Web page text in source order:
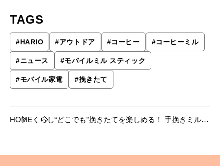
TAGS
#HARIO #アウトドア #コーヒー #コーヒーミル
#ニュース #モバイルミル スティック
#モバイル家電 #挽きたて
HOME くらし“どこでも”挽きたてを楽しめる！ 手挽きミル用